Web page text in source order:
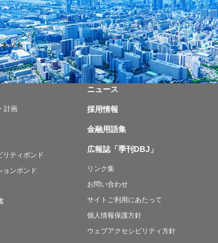
ット
計画
リティボンド
ョンボンド
ニュース
採用情報
金融用語集
広報誌「季刊DBJ」
リンク集
お問い合わせ
サイトご利用にあたって
個人情報保護方針
ウェブアクセシビリティ方針